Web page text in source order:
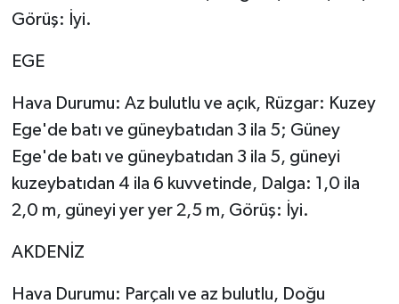
Görüş: İyi.
EGE
Hava Durumu: Az bulutlu ve açık, Rüzgar: Kuzey
Ege'de batı ve güneybatıdan 3 ila 5; Güney
Ege'de batı ve güneybatıdan 3 ila 5, güneyi
kuzeybatıdan 4 ila 6 kuvvetinde, Dalga: 1,0 ila
2,0 m, güneyi yer yer 2,5 m, Görüş: İyi.
AKDENİZ
Hava Durumu: Parçalı ve az bulutlu, Doğu